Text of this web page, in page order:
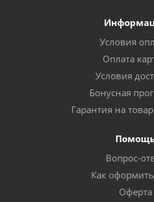
Условия
Оплата
Условия
Бонусная
Гарантия на
Вопрос-
Как оформить
Оферта